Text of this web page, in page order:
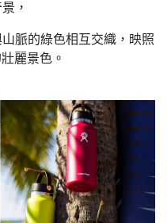
，
脈的綠色相互交織，映照
麗景色。